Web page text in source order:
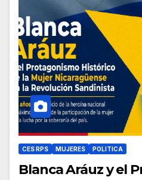
CES RPS MUJERES POLITICA
Blanca Aráuz y el